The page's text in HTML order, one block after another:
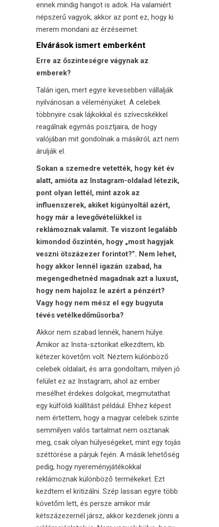
ennek mindig hangot is adok. Ha valamiért
népszerű vagyok, akkor az pont ez, hogy ki
merem mondani az érzéseimet.
Elvárások ismert emberként
Erre az őszinteségre vágynak az
emberek?
Talán igen, mert egyre kevesebben vállalják
nyilvánosan a véleményüket. A celebek
többnyire csak lájkokkal és szívecskékkel
reagálnak egymás posztjaira, de hogy
valójában mit gondolnak a másikról, azt nem
árulják el.
Sokan a szemedre vetették, hogy két év
alatt, amióta az Instagram-oldalad létezik,
pont olyan lettél, mint azok az
influenszerek, akiket kigúnyoltál azért,
hogy már a levegővételükkel is
reklámoznak valamit. Te viszont legalább
kimondod őszintén, hogy „most hagyjak
veszni ötszázezer forintot?”. Nem lehet,
hogy akkor lennél igazán szabad, ha
megengedhetnéd magadnak azt a luxust,
hogy nem hajolsz le azért a pénzért?
Vagy hogy nem mész el egy bugyuta
tévés vetélkedőműsorba?
Akkor nem szabad lennék, hanem hülye.
Amikor az Insta-sztorikat elkezdtem, kb.
kétezer követőm volt. Néztem különböző
celebek oldalait, és arra gondoltam, milyen jó
felület ez az Instagram, ahol az ember
mesélhet érdekes dolgokat, megmutathat
egy külföldi kiállítást például. Ehhez képest
nem értettem, hogy a magyar celebek szinte
semmilyen valós tartalmat nem osztanak
meg, csak olyan hülyeségeket, mint egy tojás
széttörése a párjuk fején. A másik lehetőség
pedig, hogy nyereményjátékokkal
reklámoznak különböző termékeket. Ezt
kezdtem el kritizálni. Szép lassan egyre több
követőm lett, és persze amikor már
kétszázezernél jársz, akkor kezdenek jönni a